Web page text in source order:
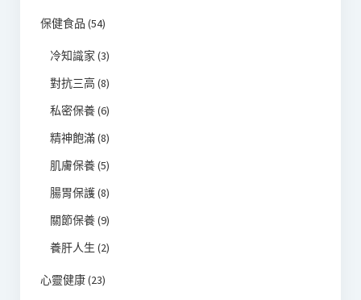
保健食品 (54)
冷知識家 (3)
對抗三高(8)
私密保養(6)
精神飽滿(8)
肌膚保養(5)
腸胃保護(8)
關節保養(9)
養肝人生 (2)
心靈健康(23)